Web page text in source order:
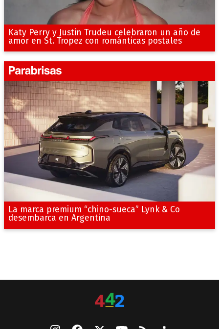
Katy Perry y Justin Trudeu celebraron un año de
amor en St. Tropez con románticas postales
La marca premium “chino-sueca” Lynk & Co
desembarca en Argentina